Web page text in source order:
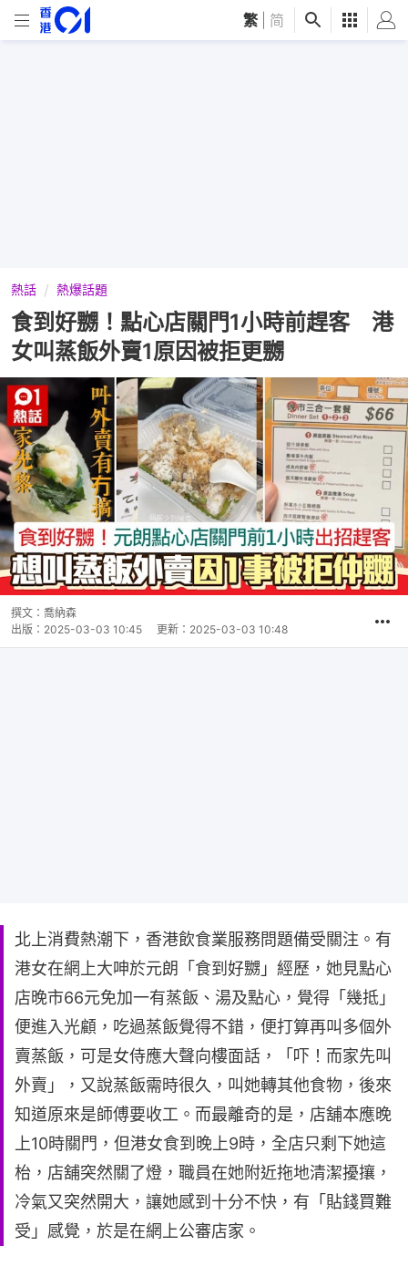
繁 简
熱話 熱爆話題
食到好嬲！點心店關門1小時前趕客 港
女叫蒸飯外賣1原因被拒更嬲
撰文： 喬納森
出版： 2025-03-03 10:45 更新： 2025-03-03 10:48
北上消費熱潮下，香港飲食業服務問題備受關注。有
港女在網上大呻於元朗「食到好嬲」經歷，她見點心
店晚市66元免加一有蒸飯、湯及點心，覺得「幾抵」
便進入光顧，吃過蒸飯覺得不錯，便打算再叫多個外
賣蒸飯，可是女侍應大聲向樓面話，「吓！而家先叫
外賣」，又說蒸飯需時很久，叫她轉其他食物，後來
知道原來是師傅要收工。而最離奇的是，店舖本應晚
上10時關門，但港女食到晚上9時，全店只剩下她這
枱，店舖突然關了燈，職員在她附近拖地清潔擾攘，
冷氣又突然開大，讓她感到十分不快，有「貼錢買難
受」感覺，於是在網上公審店家。